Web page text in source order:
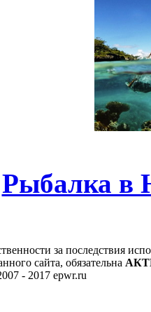
Рыбалка в
за последствия
сайта, обязательна
- 2017 epwr.ru